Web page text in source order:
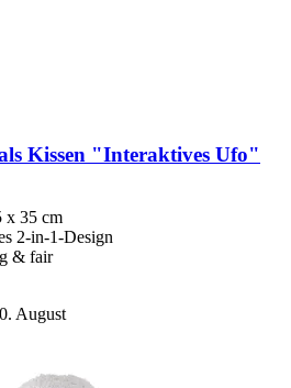
Kissen "Interaktives Ufo"
x 35 cm
2-in-1-Design
& fair
August